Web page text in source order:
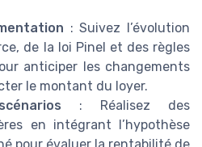
: Suivez l’évolution
de la loi Pinel et des règles
anticiper les changements
le montant du loyer.
: Réalisez des
en intégrant l’hypothèse